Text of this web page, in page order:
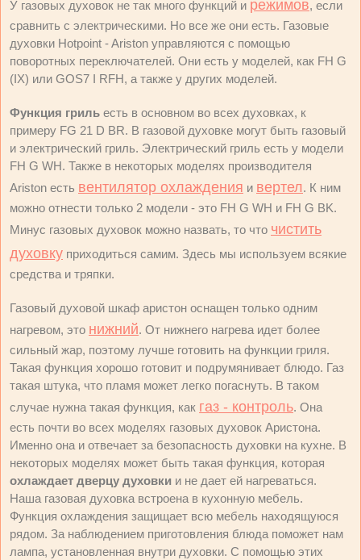
У газовых духовок не так много функций и режимов, если
сравнить с электрическими. Но все же они есть. Газовые
духовки Hotpoint - Ariston управляются с помощью
поворотных переключателей. Они есть у моделей, как FH G
(IX) или GOS7 I RFH, а также у других моделей.
Функция гриль есть в основном во всех духовках, к
примеру FG 21 D BR. В газовой духовке могут быть газовый
и электрический гриль. Электрический гриль есть у модели
FH G WH. Также в некоторых моделях производителя
Ariston есть вентилятор охлаждения и вертел. К ним
можно отнести только 2 модели - это FH G WH и FH G BK.
Минус газовых духовок можно назвать, то что чистить
духовку приходиться самим. Здесь мы используем всякие
средства и тряпки.
Газовый духовой шкаф аристон оснащен только одним
нагревом, это нижний. От нижнего нагрева идет более
сильный жар, поэтому лучше готовить на функции гриля.
Такая функция хорошо готовит и подрумянивает блюдо. Газ
такая штука, что пламя может легко погаснуть. В таком
случае нужна такая функция, как газ - контроль. Она
есть почти во всех моделях газовых духовок Аристона.
Именно она и отвечает за безопасность духовки на кухне. В
некоторых моделях может быть такая функция, которая
охлаждает дверцу духовки и не дает ей нагреваться.
Наша газовая духовка встроена в кухонную мебель.
Функция охлаждения защищает всю мебель находящуюся
рядом. За наблюдением приготовления блюда поможет нам
лампа, установленная внутри духовки. С помощью этих